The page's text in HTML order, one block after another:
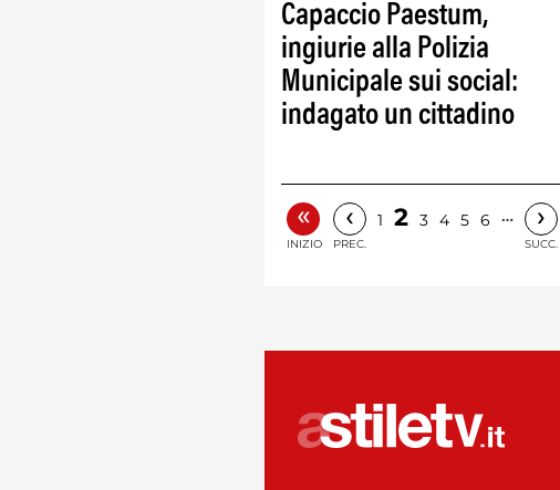
Capaccio Paestum,
ingiurie alla Polizia
Municipale sui social:
indagato un cittadino
«
INIZIO
‹
PREC.
1 2 3 4 5 6 … ›
SUCC.